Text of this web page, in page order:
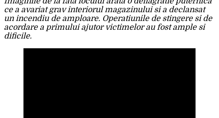
ce a avariat grav interiorul magazinului si a declansat
un incendiu de amploare. Operatiunile de stingere si de
acordare a primului ajutor victimelor au fost ample si
dificile.